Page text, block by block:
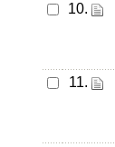
10.
11.